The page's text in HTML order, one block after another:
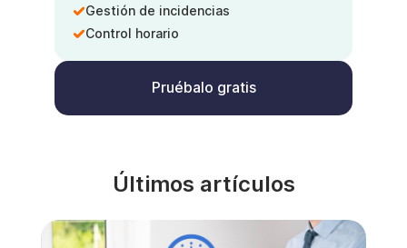
Gestión de incidencias
Control horario
Pruébalo gratis
Últimos artículos